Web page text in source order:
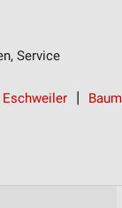
Service
Eschweiler